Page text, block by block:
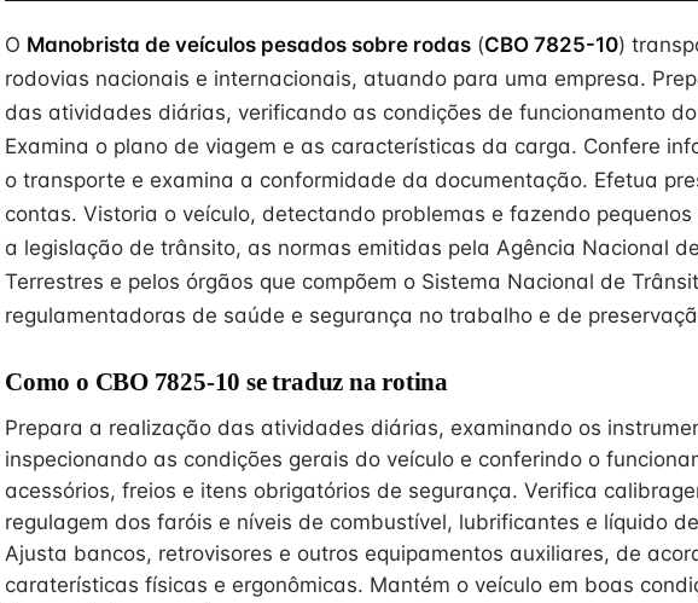
O Manobrista de veículos pesados sobre rodas (CBO 7825-10)
rodovias nacionais e internacionais, atuando para uma empresa.
das atividades diárias, verificando as condições de funcionamento
Examina o plano de viagem e as características da carga. Confere
o transporte e examina a conformidade da documentação. Efetua
contas. Vistoria o veículo, detectando problemas e fazendo pequenos
a legislação de trânsito, as normas emitidas pela Agência Nacional
Terrestres e pelos órgãos que compõem o Sistema Nacional de
regulamentadoras de saúde e segurança no trabalho e de
Como o CBO 7825-10 se traduz na rotina
Prepara a realização das atividades diárias, examinando os
inspecionando as condições gerais do veículo e conferindo o
acessórios, freios e itens obrigatórios de segurança. Verifica
regulagem dos faróis e níveis de combustível, lubrificantes e líquido
Ajusta bancos, retrovisores e outros equipamentos auxiliares, de
caraterísticas físicas e ergonômicas. Mantém o veículo em boas